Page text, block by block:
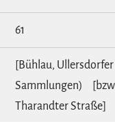
61
[Bühlau,
Sammlungen)
Tharandter Straße]